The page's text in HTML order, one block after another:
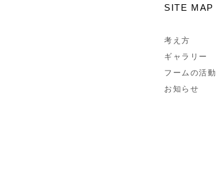
SITE MAP
考え方
ギャラリー
フームの活動
お知らせ